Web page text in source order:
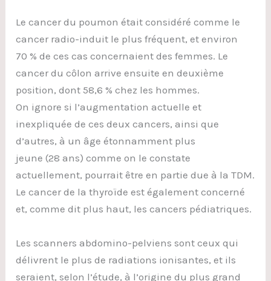
Le cancer du poumon était considéré comme le
cancer radio-induit le plus fréquent, et environ
70 % de ces cas concernaient des femmes. Le
cancer du côlon arrive ensuite en deuxième
position, dont 58,6 % chez les hommes.
On ignore si l’augmentation actuelle et
inexpliquée de ces deux cancers, ainsi que
d’autres, à un âge étonnamment plus
jeune (28 ans) comme on le constate
actuellement, pourrait être en partie due à la TDM.
Le cancer de la thyroïde est également concerné
et, comme dit plus haut, les cancers pédiatriques.
Les scanners abdomino-pelviens sont ceux qui
délivrent le plus de radiations ionisantes, et ils
seraient, selon l’étude, à l’origine du plus grand